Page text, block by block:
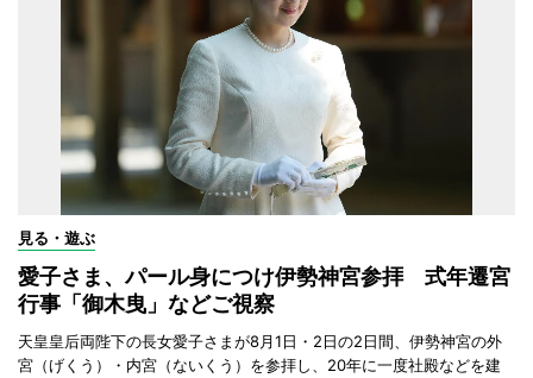
見る・遊ぶ
愛子さま、パール身につけ伊勢神宮参拝 式年遷宮
行事「御木曳」などご視察
天皇皇后両陛下の長女愛子さまが8月1日・2日の2日間、伊勢神宮の外
宮（げくう）・内宮（ないくう）を参拝し、20年に一度社殿などを建